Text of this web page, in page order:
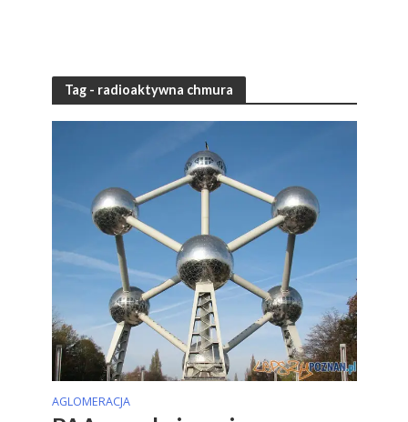
Tag - radioaktywna chmura
AGLOMERACJA